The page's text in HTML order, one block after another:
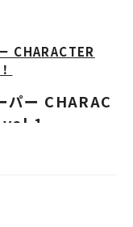
コメントも到
第14話からとな
留美子原作アニメ
することを記念
『犬夜叉』ノン
CHARACTER
パー CHARAC
vol.1
3,500円(税抜)
トジャケット/特
凱
：北条大
名：役者名)＞